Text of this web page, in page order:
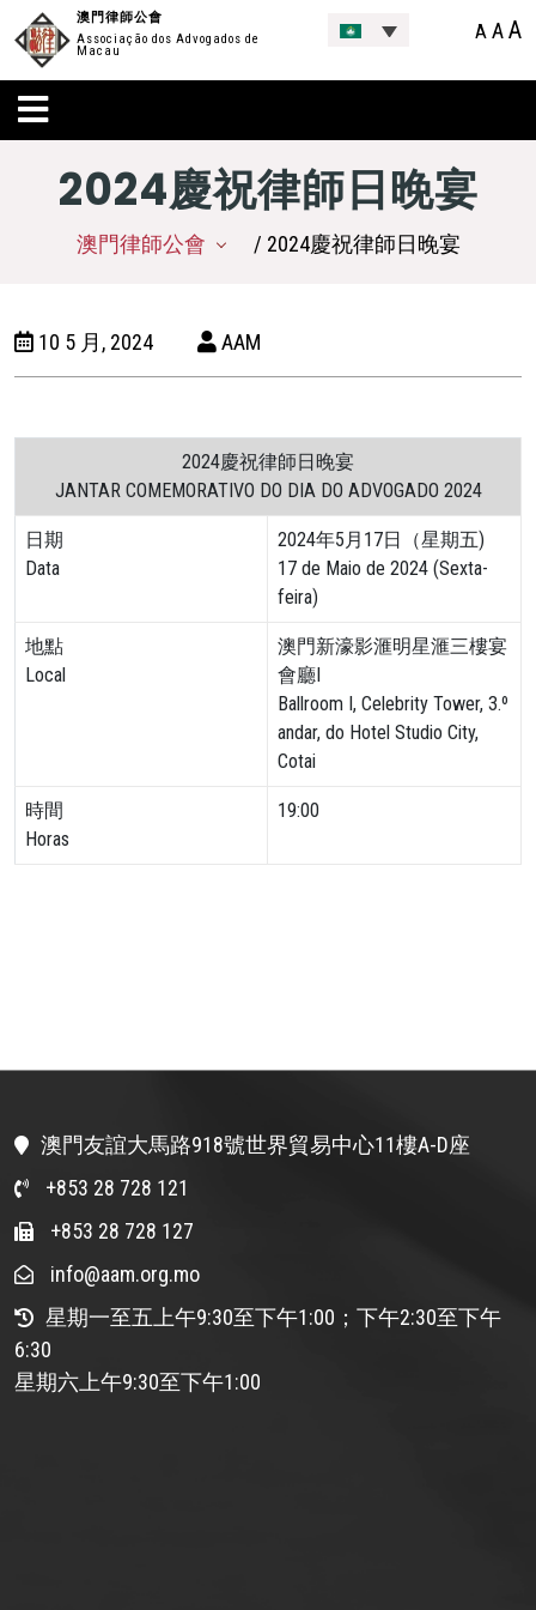
澳門律師公會
Associação dos Advogados de
Macau
A AA
2024慶祝律師日晚宴
澳門律師公會 / 2024慶祝律師日晚宴
10 5 月, 2024 AAM
2024慶祝律師日晚宴
JANTAR COMEMORATIVO DO DIA DO ADVOGADO 2024
日期
Data
2024年5月17日（星期五)
17 de Maio de 2024 (Sexta-
feira)
地點
Local
澳門新濠影滙明星滙三樓宴
會廳I
Ballroom I, Celebrity Tower, 3.º
andar, do Hotel Studio City,
Cotai
時間
Horas
19:00
澳門友誼大馬路918號世界貿易中心11樓A-D座
+853 28 728 121
+853 28 728 127
info@aam.org.mo
星期一至五上午9:30至下午1:00；下午2:30至下午
6:30
星期六上午9:30至下午1:00